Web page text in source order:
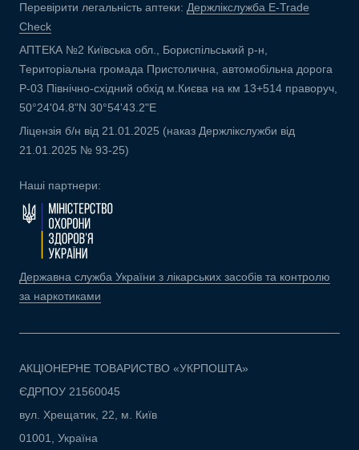
Перевірити легальність аптеки: Держлікслужба E-Trade
Check
АПТЕКА №2 Київська обл., Бориспільський р-н,
Територіальна громада Пристолична, автомобільна дорога
Р-03 Північно-східний обхід м.Києва на км 13+514 праворуч,
50°24'04.8"N 30°54'43.2"E
Ліцензія б/н від 21.01.2025 (наказ Держлікслужби від
21.01.2025 № 93-25)
Наші партнери:
Державна служба України з лікарських засобів та контролю
за наркотиками
АКЦІОНЕРНЕ ТОВАРИСТВО «УКРПОШТА»
ЄДРПОУ 21560045
вул. Хрещатик, 22, м. Київ
01001, Україна